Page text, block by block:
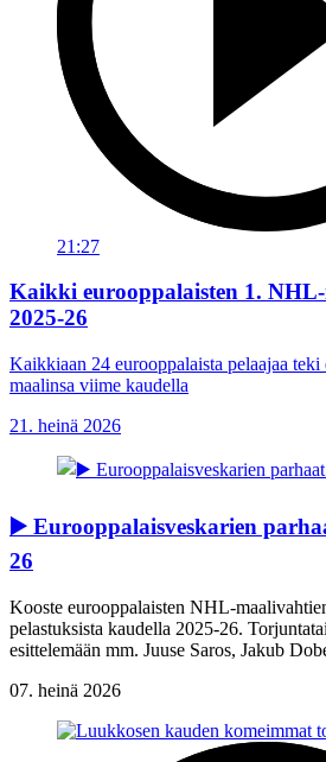
21:27
Kaikki eurooppalaisten 1.
2025-26
Kaikkiaan 24 eurooppalaista pelaajaa
maalinsa viime kaudella
21. heinä 2026
▶️ Eurooppalaisveskarien
26
Kooste eurooppalaisten NHL-
pelastuksista kaudella 2025-26.
esittelemään mm. Juuse Saros, Jakub
07. heinä 2026